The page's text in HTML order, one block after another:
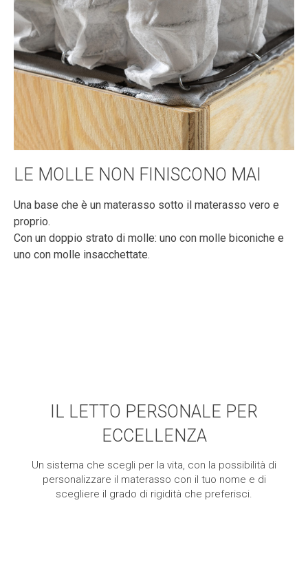
LE MOLLE NON FINISCONO MAI
Una base che è un materasso sotto il materasso vero e
proprio.
Con un doppio strato di molle: uno con molle biconiche e
uno con molle insacchettate.
IL LETTO PERSONALE PER
ECCELLENZA
Un sistema che scegli per la vita, con la possibilità di
personalizzare il materasso con il tuo nome e di
scegliere il grado di rigidità che preferisci.